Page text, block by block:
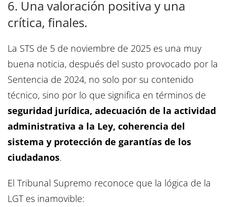
6. Una valoración positiva y una
crítica, finales.
La STS de 5 de noviembre de 2025 es una muy
buena noticia, después del susto provocado por la
Sentencia de 2024, no solo por su contenido
técnico, sino por lo que significa en términos de
seguridad jurídica, adecuación de la actividad
administrativa a la Ley, coherencia del
sistema y protección de garantías de los
ciudadanos.
El Tribunal Supremo reconoce que la lógica de la
LGT es inamovible: